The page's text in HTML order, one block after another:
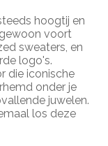
hoogtij en
voort
sweaters, en
logo's.
die iconische
onder je
juwelen.
los deze